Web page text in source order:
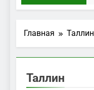
Главная Таллин
Таллин